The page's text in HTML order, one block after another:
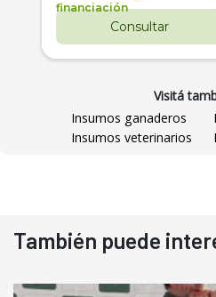
financiación
Consultar
Visitá
Insumos ganaderos
Insumos veterinarios
También puede